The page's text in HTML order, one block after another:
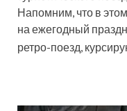
Напомним, что в
на ежегодный
ретро-поезд,